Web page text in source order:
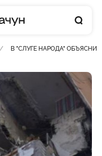
В "СЛУГЕ НАРОДА"